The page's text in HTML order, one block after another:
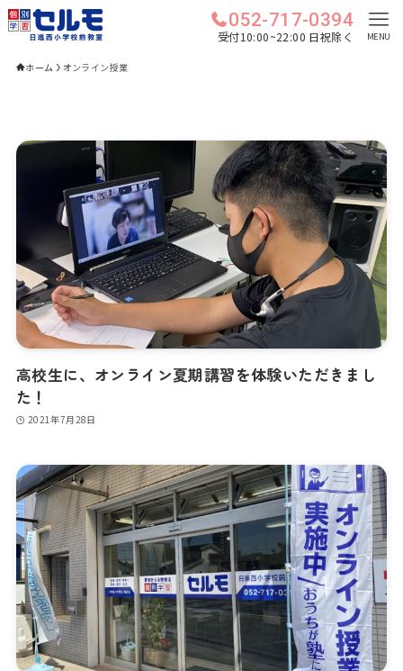
052-717-0394
受付10:00~22:00 日祝除く MENU
ホーム オンライン授業
高校生に、オンライン夏期講習を体験いただきまし
た！
2021年7月28日